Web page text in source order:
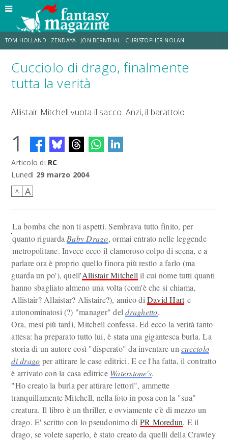
TOM HOLLAND ZENDAYA JON BERNTHAL CHRISTOPHER NOLAN
STRANIMONDI LUCCA COMICS & GAMES ODISSEA CHRIS MCKENNA
Cucciolo di drago, finalmente
tutta la verità
Allistair Mitchell vuota il sacco. Anzi, il barattolo
1
Articolo di RC
Lunedì 29 marzo 2004
A A
La bomba che non ti aspetti. Sembrava tutto finito, per
quanto riguarda Baby Drago, ormai entrato nelle leggende
metropolitane. Invece ecco il clamoroso colpo di scena, e a
parlare ora è proprio quello finora più restìo a farlo (ma
guarda un po'), quell'Allistair Mitchell il cui nome tutti quanti
hanno sbagliato almeno una volta (com'è che si chiama,
Allistair? Allaistar? Alistaire?), amico di David Harte
autonominatosi (?) "manager" deldraghetto.
Ora, mesi più tardi, Mitchell confessa. Ed ecco la verità tanto
attesa: ha preparato tutto lui, è stata una gigantesca burla. La
storia di un autore così "disperato" da inventare uncucciolo
di drago per attirare le case editrici. E ce l'ha fatta, il contratto
è arrivato con la casa editrice Waterstone's.
"Ho creato la burla per attirare lettori", ammette
tranquillamente Mitchell, nella foto in posa con la "sua"
creatura. Il libro è un thriller, e ovviamente c'è di mezzo un
drago. E' scritto con lo pseudonimo di PR Moredun. E il
drago, se volete saperlo, è stato creato da quelli della Crawley